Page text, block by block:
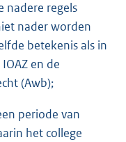
nadere regels
nader worden
betekenis als in
en de
(Awb);
periode van
het college